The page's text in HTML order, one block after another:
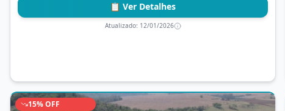
📋 Ver Detalhes
Atualizado: 12/01/2026
15% OFF